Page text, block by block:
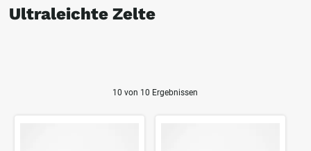
Ultraleichte Zelte
10 von 10 Ergebnissen